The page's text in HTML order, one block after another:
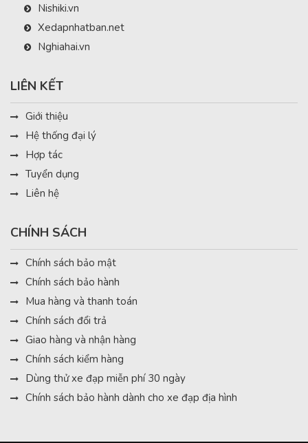
Nishiki.vn
Xedapnhatban.net
Nghiahai.vn
LIÊN KẾT
Giới thiệu
Hệ thống đại lý
Hợp tác
Tuyển dụng
Liên hệ
CHÍNH SÁCH
Chính sách bảo mật
Chính sách bảo hành
Mua hàng và thanh toán
Chính sách đổi trả
Giao hàng và nhận hàng
Chính sách kiểm hàng
Dùng thử xe đạp miễn phí 30 ngày
Chính sách bảo hành dành cho xe đạp địa hình